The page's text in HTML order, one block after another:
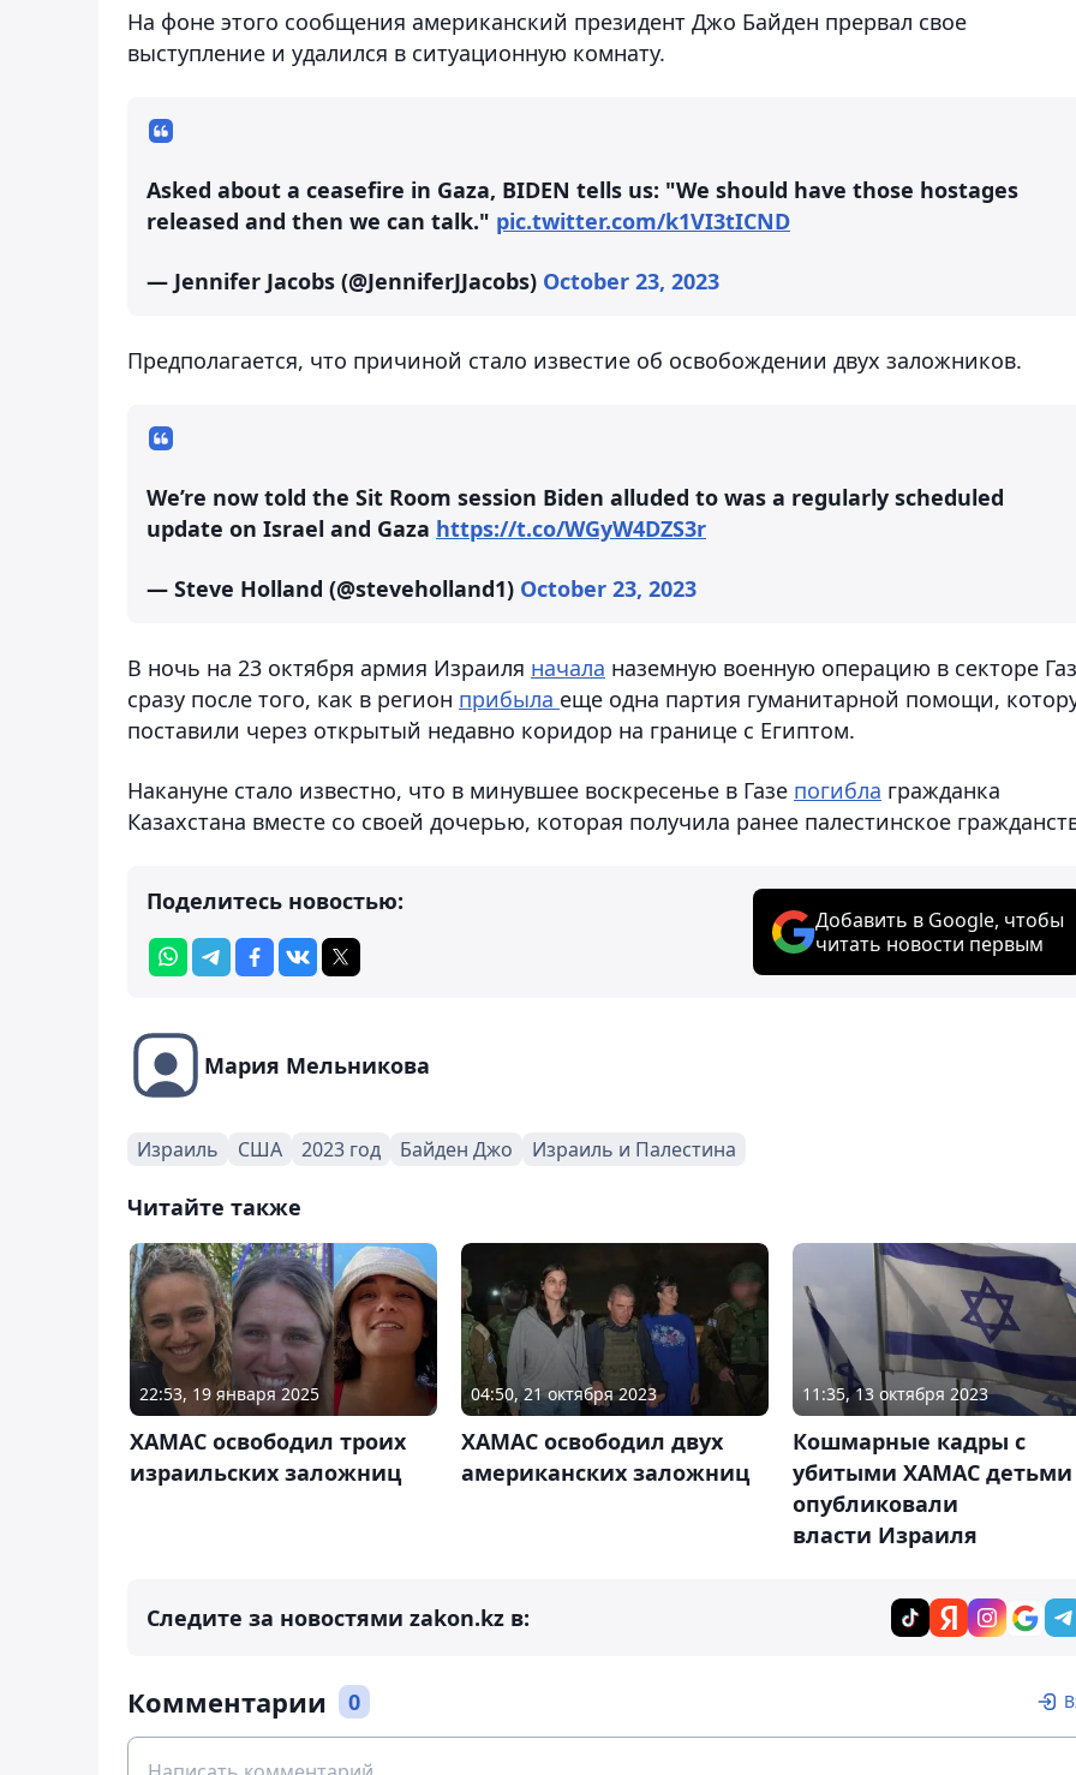
На фоне этого сообщения американский президент Джо Байден прервал свое
выступление и удалился в ситуационную комнату.
Asked about a ceasefire in Gaza, BIDEN tells us: "We should have those hostages
released and then we can talk." pic.twitter.com/k1VI3tICND
— Jennifer Jacobs (@JenniferJJacobs) October 23, 2023
Предполагается, что причиной стало известие об освобождении двух заложников.
We’re now told the Sit Room session Biden alluded to was a regularly scheduled
update on Israel and Gaza https://t.co/WGyW4DZS3r
— Steve Holland (@steveholland1) October 23, 2023
В ночь на 23 октября армия Израиля начала наземную военную операцию в секторе
сразу после того, как в регион прибыла еще одна партия гуманитарной помощи,
поставили через открытый недавно коридор на границе с Египтом.
Накануне стало известно, что в минувшее воскресенье в Газе погибла гражданка
Казахстана вместе со своей дочерью, которая получила ранее палестинское
Поделитесь новостью:
Добавить в Google, чтобы
читать новости первым
Мария Мельникова
Израиль США 2023 год Байден Джо Израиль и Палестина
Читайте также
22:53, 19 января 2025
ХАМАС освободил троих
израильских заложниц
04:50, 21 октября 2023
ХАМАС освободил двух
американских заложниц
11:35, 13 октября 2023
Кошмарные кадры с
убитыми ХАМАС детьми
опубликовали
власти Израиля
Следите за новостями zakon.kz в:
Комментарии 0